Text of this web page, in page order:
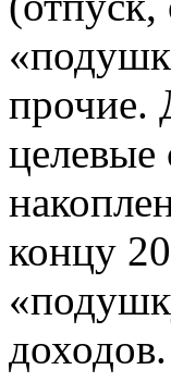
прочие.
целевые
концу
доходов.